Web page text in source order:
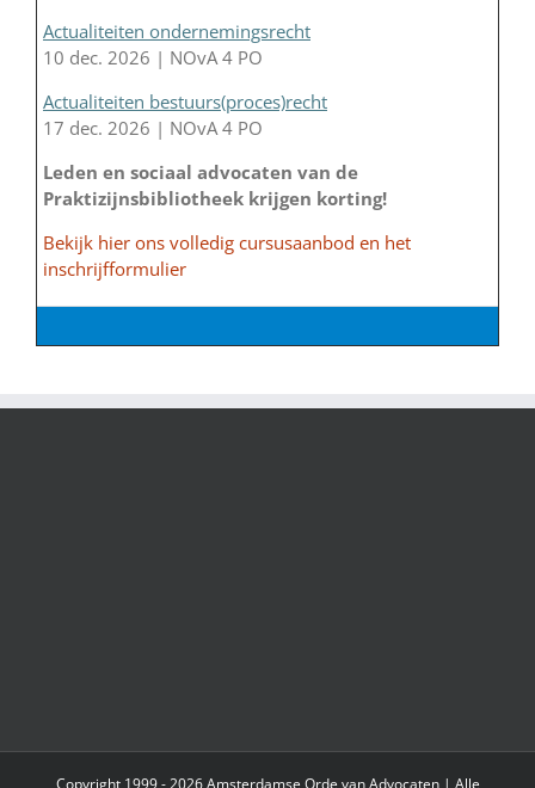
Actualiteiten ondernemingsrecht
10 dec. 2026 | NOvA 4 PO
Actualiteiten bestuurs(proces)recht
17 dec. 2026 | NOvA 4 PO
Leden en sociaal advocaten van de
Praktizijnsbibliotheek krijgen korting!
Bekijk hier ons volledig cursusaanbod en het
inschrijfformulier
Copyright 1999 - 2026 Amsterdamse Orde van Advocaten | Alle